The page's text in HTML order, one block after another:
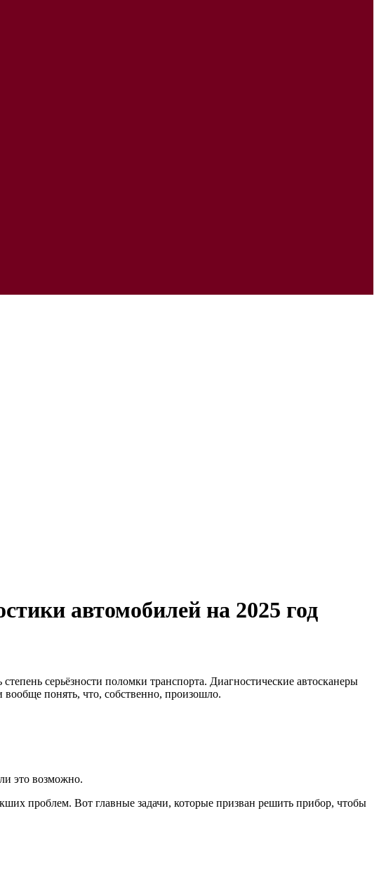
автомобилей на 2025 год
серьёзности поломки транспорта. Диагностические автосканеры
понять, что, собственно, произошло.
это возможно.
проблем. Вот главные задачи, которые призван решить прибор, чтобы